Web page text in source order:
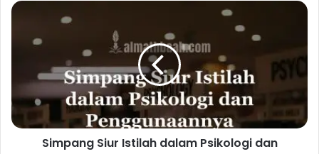
Simpang
Istilah
Penggunaannya
Simpang Siur Istilah dalam Psikologi dan